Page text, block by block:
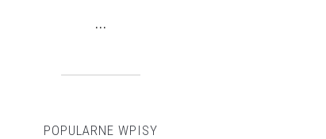
…
POPULARNE WPISY